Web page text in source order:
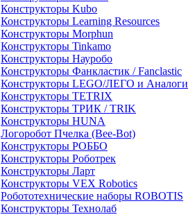
Конструкторы Kubo
Конструкторы Learning Resources
Конструкторы Morphun
Конструкторы Tinkamo
Конструкторы Науробо
Конструкторы Фанкластик / Fanclastic
Конструкторы LEGO/ЛЕГО и Аналоги
Конструкторы TETRIX
Конструкторы ТРИК / TRIK
Конструкторы HUNA
Логоробот Пчелка (Bee-Bot)
Конструкторы РОББО
Конструкторы Роботрек
Конструкторы Ларт
Конструкторы VEX Robotics
Робототехнические наборы ROBOTIS
Конструкторы Технолаб